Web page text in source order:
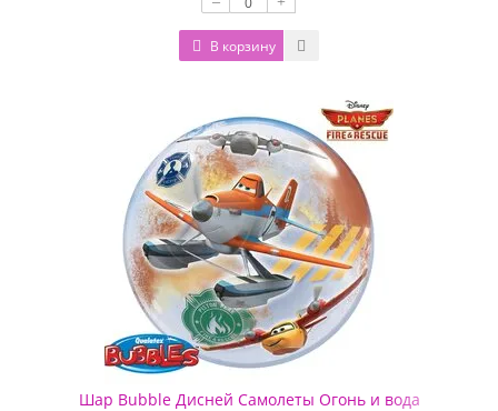
В корзину
Шар Bubble Дисней Самолеты Огонь и вода